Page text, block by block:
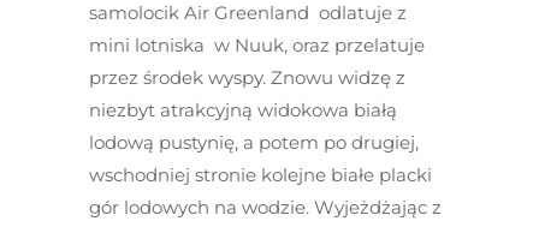
samolocik Air Greenland odlatuje z
mini lotniska w Nuuk, oraz przelatuje
przez środek wyspy. Znowu widzę z
niezbyt atrakcyjną widokowa białą
lodową pustynię, a potem po drugiej,
wschodniej stronie kolejne białe placki
gór lodowych na wodzie. Wyjeżdżając z